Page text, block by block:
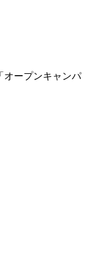
オープンキャンパ